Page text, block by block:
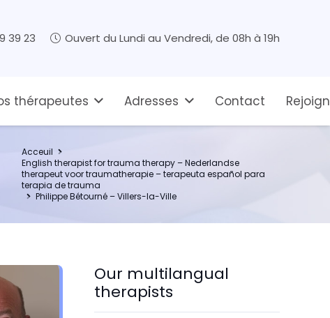
39 23 Ouvert du Lundi au Vendredi, de 08h à 19h
thérapeutes Adresses Contact
Acceuil
English therapist for trauma therapy – Nederlandse
therapeut voor traumatherapie – terapeuta español para
terapia de trauma
Philippe Bétourné – Villers-la-Ville
Our multilangual
therapists